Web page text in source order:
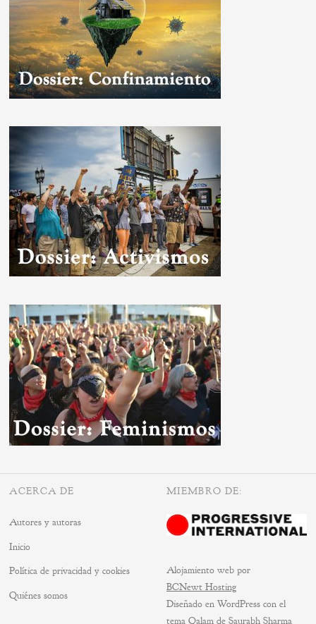
ACERCA DE
Autores y autoras
Inicio
Política de privacidad y cookies
Quiénes somos
MIEMBRO DE:
Alojamiento web por
BCNewt Hosting
Diseñado en WordPress con el
tema Qalamde Saurabh Sharma